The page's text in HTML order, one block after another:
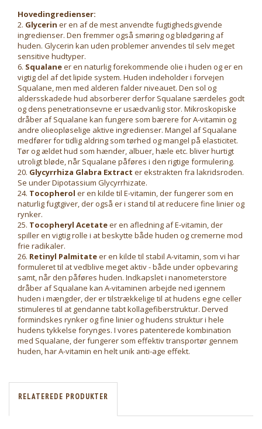
Hovedingredienser:
2. Glycerin er en af de mest anvendte fugtighedsgivende
ingredienser. Den fremmer også smøring og blødgøring af
huden. Glycerin kan uden problemer anvendes til selv meget
sensitive hudtyper.
6. Squalaneer en naturlig forekommende olie i huden og er en
vigtig del af det lipide system. Huden indeholder i forvejen
Squalane, men med alderen falder niveauet. Den sol og
aldersskadede hud absorberer derfor Squalane særdeles godt
og dens penetrationsevne er usædvanlig stor. Mikroskopiske
dråber af Squalane kan fungere som bærere for A-vitamin og
andre olieopløselige aktive ingredienser. Mangel af Squalane
medfører for tidlig aldring som tørhed og mangel på elasticitet.
Tør og ældet hud som hænder, albuer, hæle etc. bliver hurtigt
utroligt bløde, når Squalane påføres i den rigtige formulering.
20. Glycyrrhiza Glabra Extract er ekstrakten fra lakridsroden.
Se under Dipotassium Glycyrrhizate.
24. Tocopherol er en kilde til E-vitamin, der fungerer som en
naturlig fugtgiver, der også er i stand til at reducere fine linier og
rynker.
25. Tocopheryl Acetateer en afledning af E-vitamin, der
spiller en vigtig rolle i at beskytte både huden og cremerne mod
frie radikaler.
26. Retinyl Palmitateer en kilde til stabil A-vitamin, som vi har
formuleret til at vedblive meget aktiv - både under opbevaring
samt, når den påføres huden. Indkapslet i nanometerstore
dråber af Squalane kan A-vitaminen arbejde ned igennem
huden i mængder, der er tilstrækkelige til at hudens egne celler
stimuleres til at gendanne tabt kollagefiberstruktur. Derved
formindskes rynker og fine linier og hudens struktur i hele
hudens tykkelse forynges. I vores patenterede kombination
med Squalane, der fungerer som effektiv transportør gennem
huden, har A-vitamin en helt unik anti-age effekt.
RELATEREDE PRODUKTER